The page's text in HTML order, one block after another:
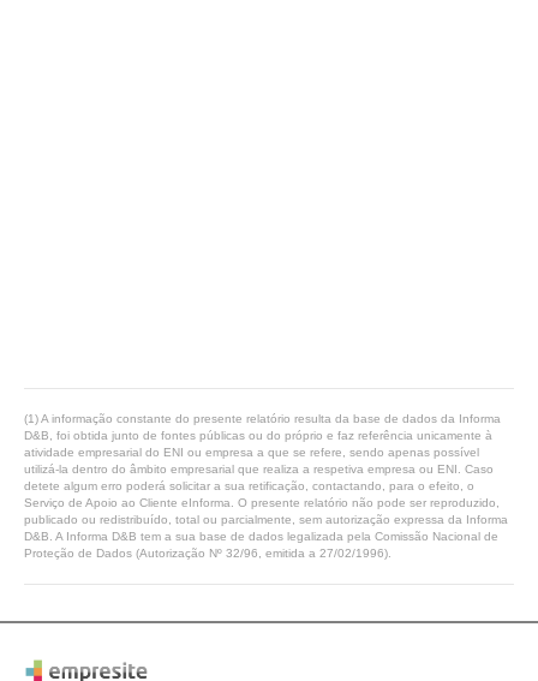
(1) A informação constante do presente relatório resulta da base de dados da Informa
D&B, foi obtida junto de fontes públicas ou do próprio e faz referência unicamente à
atividade empresarial do ENI ou empresa a que se refere, sendo apenas possível
utilizá-la dentro do âmbito empresarial que realiza a respetiva empresa ou ENI. Caso
detete algum erro poderá solicitar a sua retificação, contactando, para o efeito, o
Serviço de Apoio ao Cliente eInforma. O presente relatório não pode ser reproduzido,
publicado ou redistribuído, total ou parcialmente, sem autorização expressa da Informa
D&B. A Informa D&B tem a sua base de dados legalizada pela Comissão Nacional de
Proteção de Dados (Autorização Nº 32/96, emitida a 27/02/1996).